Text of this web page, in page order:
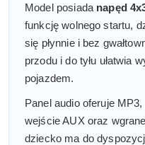
Model posiada napęd
funkcję wolnego startu,
się płynnie i bez
przodu i do tyłu ułatwia
pojazdem.
Panel audio oferuje
wejście AUX oraz
dziecko ma do